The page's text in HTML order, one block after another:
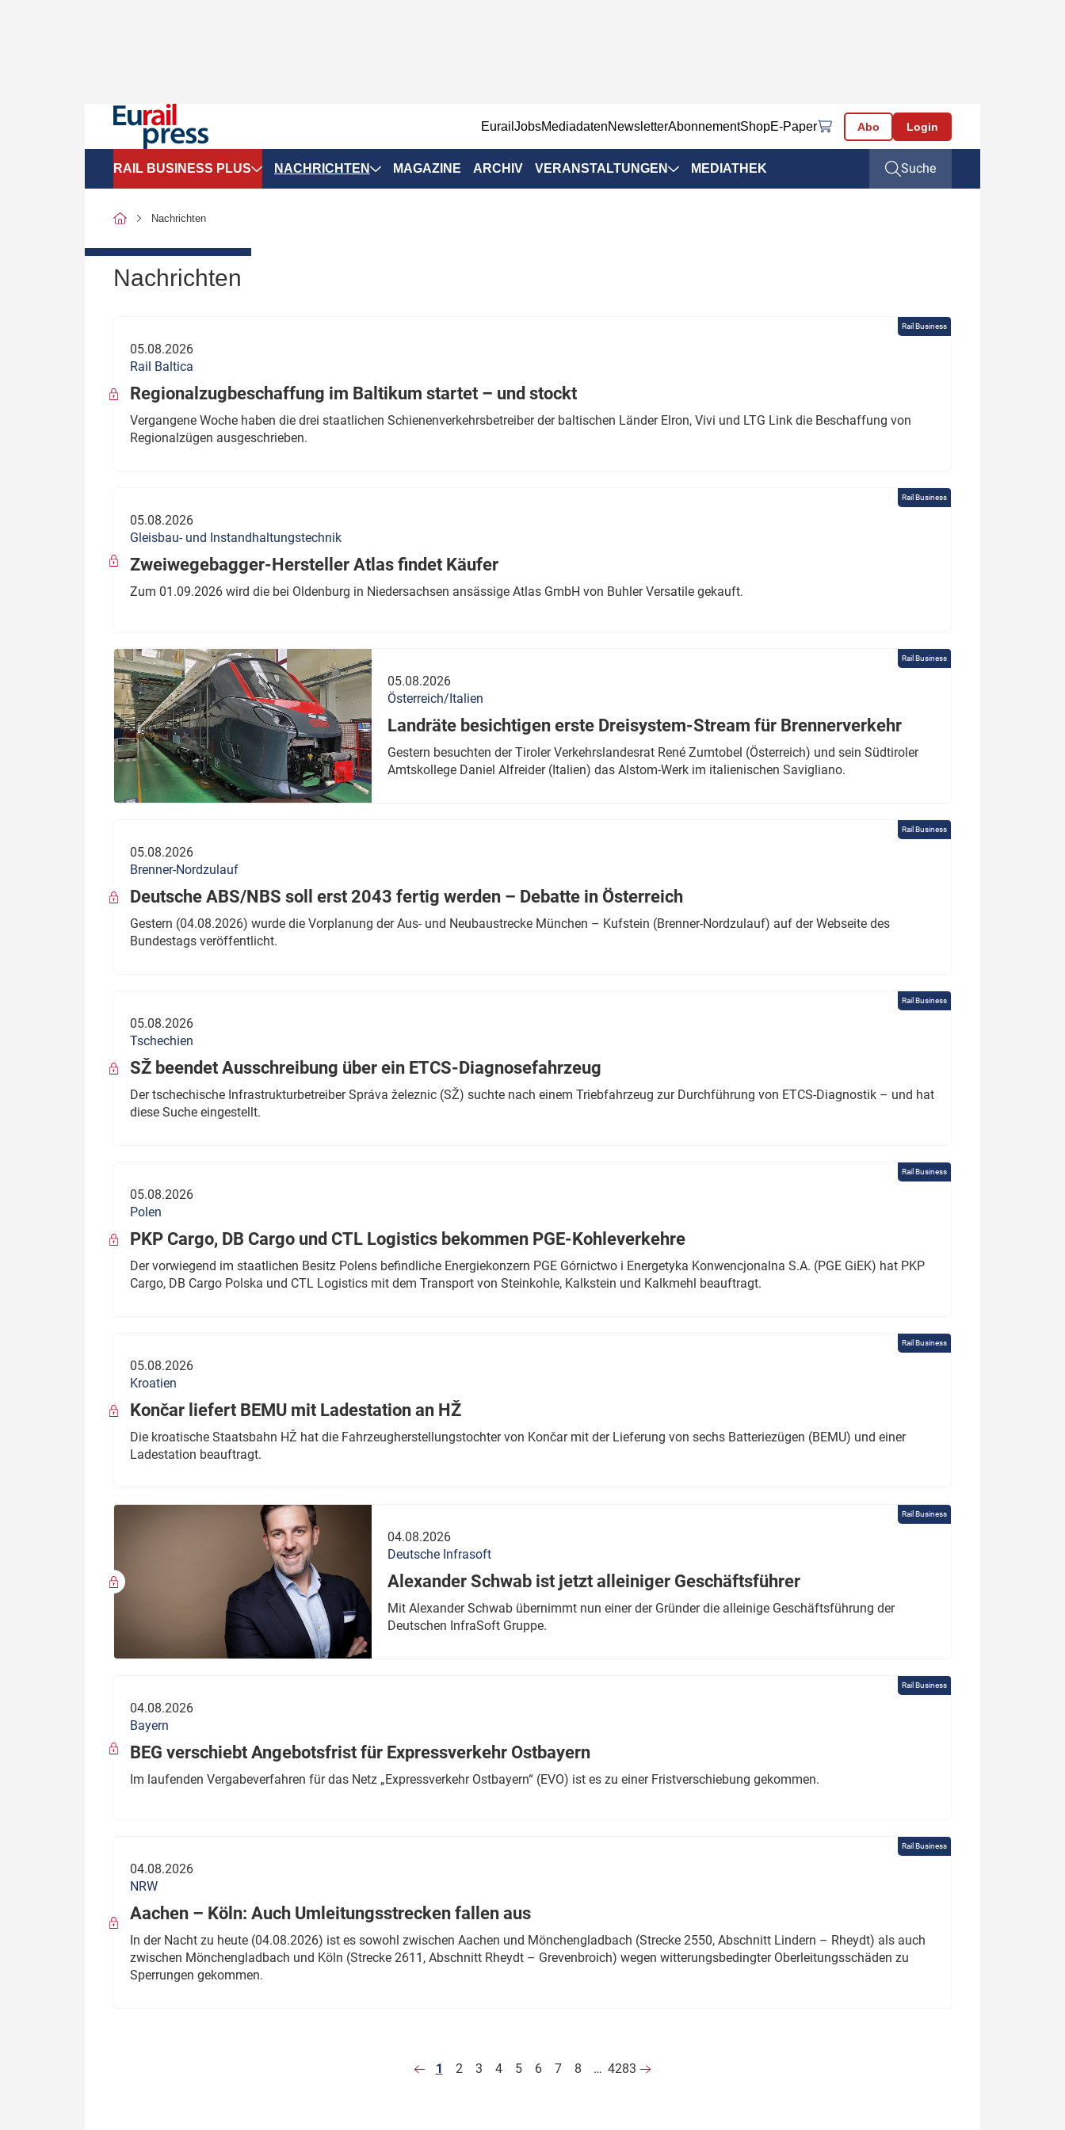
EurailJobsMediadatenNewsletterAbonnementShopE-Paper Abo Login
RAIL BUSINESS PLUS
SPNV-Marktdaten
Politik
Verbände: Wer spricht für
wen?
Thema des Monats
Dossier: Generalsanierung
Dossier: ETCS
NACHRICHTEN
Infrastruktur & Ausrüstung
ÖPNV
MAGAZINE ARCHIV VERANSTALTUNGEN MEDIATHEK Suche
Nachrichten
Nachrichten
Rail Business
05.08.2026
Rail Baltica
Regionalzugbeschaffung im Baltikum startet – und stockt
Vergangene Woche haben die drei staatlichen Schienenverkehrsbetreiber der baltischen Länder Elron, Vivi und LTG Link die Beschaffung von
Regionalzügen ausgeschrieben.
Rail Business
05.08.2026
Gleisbau- und Instandhaltungstechnik
Zweiwegebagger-Hersteller Atlas findet Käufer
Zum 01.09.2026 wird die bei Oldenburg in Niedersachsen ansässige Atlas GmbH von Buhler Versatile gekauft.
Rail Business
05.08.2026
Österreich/Italien
Landräte besichtigen erste Dreisystem-Stream für Brennerverkehr
Gestern besuchten der Tiroler Verkehrslandesrat René Zumtobel (Österreich) und sein Südtiroler
Amtskollege Daniel Alfreider (Italien) das Alstom-Werk im italienischen Savigliano.
Rail Business
05.08.2026
Brenner-Nordzulauf
Deutsche ABS/NBS soll erst 2043 fertig werden – Debatte in Österreich
Gestern (04.08.2026) wurde die Vorplanung der Aus- und Neubaustrecke München – Kufstein (Brenner-Nordzulauf) auf der Webseite des
Bundestags veröffentlicht.
Rail Business
05.08.2026
Tschechien
SŽ beendet Ausschreibung über ein ETCS-Diagnosefahrzeug
Der tschechische Infrastrukturbetreiber Správa železnic (SŽ) suchte nach einem Triebfahrzeug zur Durchführung von ETCS-Diagnostik – und hat
diese Suche eingestellt.
Rail Business
05.08.2026
Polen
PKP Cargo, DB Cargo und CTL Logistics bekommen PGE-Kohleverkehre
Der vorwiegend im staatlichen Besitz Polens befindliche Energiekonzern PGE Górnictwo i Energetyka Konwencjonalna S.A. (PGE GiEK) hat PKP
Cargo, DB Cargo Polska und CTL Logistics mit dem Transport von Steinkohle, Kalkstein und Kalkmehl beauftragt.
Rail Business
05.08.2026
Kroatien
Končar liefert BEMU mit Ladestation an HŽ
Die kroatische Staatsbahn HŽ hat die Fahrzeugherstellungstochter von Končar mit der Lieferung von sechs Batteriezügen (BEMU) und einer
Ladestation beauftragt.
Rail Business
04.08.2026
Deutsche Infrasoft
Alexander Schwab ist jetzt alleiniger Geschäftsführer
Mit Alexander Schwab übernimmt nun einer der Gründer die alleinige Geschäftsführung der
Deutschen InfraSoft Gruppe.
Rail Business
04.08.2026
Bayern
BEG verschiebt Angebotsfrist für Expressverkehr Ostbayern
Im laufenden Vergabeverfahren für das Netz „Expressverkehr Ostbayern“ (EVO) ist es zu einer Fristverschiebung gekommen.
Rail Business
04.08.2026
NRW
Aachen – Köln: Auch Umleitungsstrecken fallen aus
In der Nacht zu heute (04.08.2026) ist es sowohl zwischen Aachen und Mönchengladbach (Strecke 2550, Abschnitt Lindern – Rheydt) als auch
zwischen Mönchengladbach und Köln (Strecke 2611, Abschnitt Rheydt – Grevenbroich) wegen witterungsbedingter Oberleitungsschäden zu
Sperrungen gekommen.
1 2 3 4 5 6 7 8 … 4283